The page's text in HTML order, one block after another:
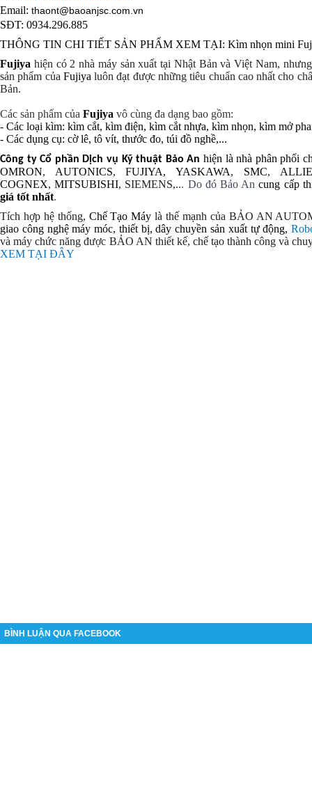
Email: thaont@baoanjsc.com.vn
SĐT: 0934.296.885
THÔNG TIN CHI TIẾT SẢN PHẨM XEM TẠI: Kìm nhọn mini
Fujiya hiện có 2 nhà máy sản xuất tại Nhật Bản và Việt Nam,
sản phẩm của Fujiya luôn đạt được những tiêu chuẩn cao nhất cho
Bản.
Các sản phẩm của Fujiya vô cùng đa dạng bao gồm:
- Các loại kìm: kìm cắt, kìm điện, kìm cắt nhựa, kìm nhọn, kìm mở
- Các dụng cụ: cờ lê, tô vít, thước đo, túi đồ nghề,...
Công ty Cổ phần Dịch vụ Kỹ thuật Bảo An hiện là nhà phân phối
OMRON, AUTONICS, FUJIYA, YASKAWA, SMC,
COGNEX,MITSUBISHI, SIEMENS,... Do đó Bảo An cung cấp
giá tốt nhất.
Tích hợp hệ thống, Chế Tạo Máy là thế mạnh của BẢO AN
giao công nghệmáy móc, thiết bị, dây chuyền sản xuất tự động,
và máy chức năng được BẢO AN thiết kế, chế tạo thành công và
XEM TẠI ĐÂY
BÌNH LUẬN QUA FACEBOOK